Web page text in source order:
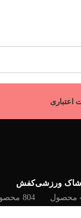
اعتباری
ورزشیکفش
804 محصول